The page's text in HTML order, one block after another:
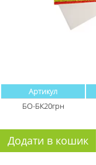
Артикул
БО-БК20грн
Додати в кошик